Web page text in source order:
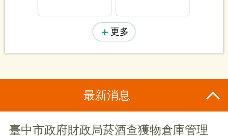
更多
最新消息
臺中市政府財政局菸酒查獲物倉庫管理